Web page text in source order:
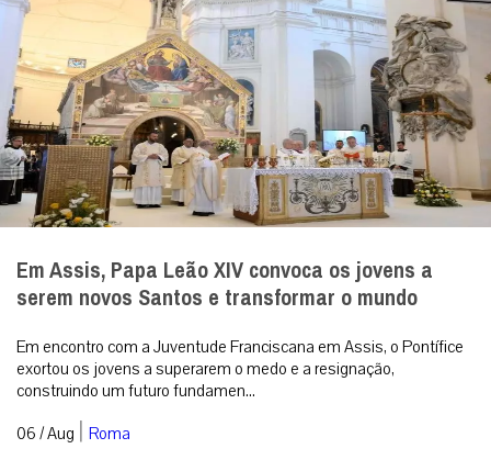
Em Assis, Papa Leão XIV convoca os jovens a
serem novos Santos e transformar o mundo
Em encontro com a Juventude Franciscana em Assis, o Pontífice
exortou os jovens a superarem o medo e a resignação,
construindo um futuro fundamen...
06 / Aug | Roma